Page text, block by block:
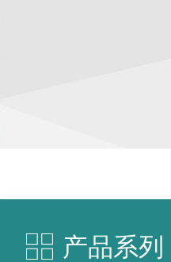
产品系列